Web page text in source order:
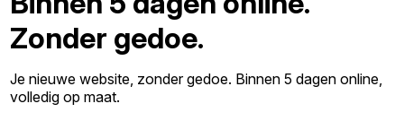
Zonder gedoe.
Je nieuwe website, zonder gedoe. Binnen 5 dagen online,
volledig op maat.